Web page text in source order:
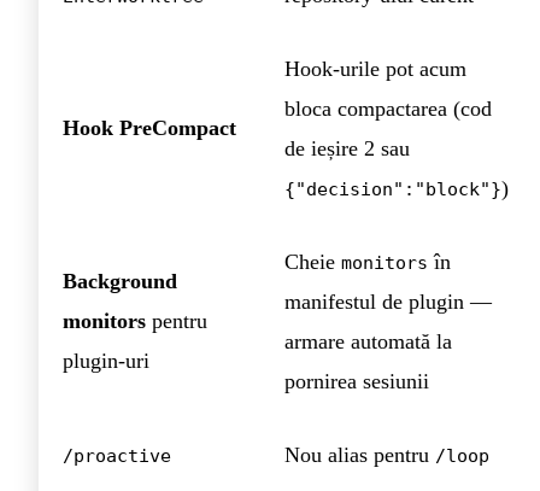
Hook PreCompact
Hook-urile pot acum
bloca compactarea (cod
de ieșire 2 sau
{"decision":"block"})
Background
monitors pentru
plugin-uri
Cheie monitors în
manifestul de plugin —
armare automată la
pornirea sesiunii
/proactive Nou alias pentru /loop